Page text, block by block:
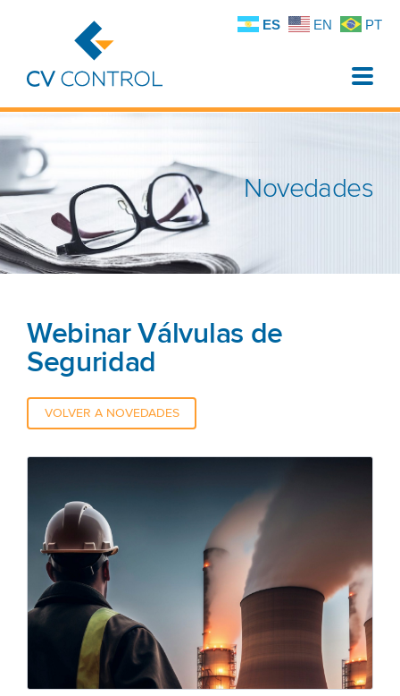
Toggle
Novedades
Webinar Válvulas de
Seguridad
VOLVER A NOVEDADES
ES EN PT